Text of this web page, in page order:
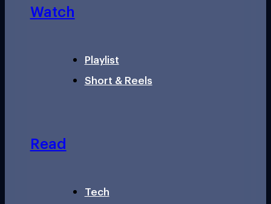
Watch
Playlist
Short & Reels
Read
Tech